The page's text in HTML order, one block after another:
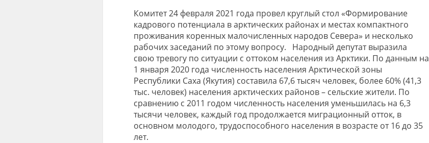
Комитет 24 февраля 2021 года провел круглый стол «Формирование
кадрового потенциала в арктических районах и местах компактного
проживания коренных малочисленных народов Севера» и несколько
рабочих заседаний по этому вопросу. Народный депутат выразила
свою тревогу по ситуации с оттоком населения из Арктики. По данным на
1 января 2020 года численность населения Арктической зоны
Республики Саха (Якутия) составила 67,6 тысяч человек, более 60% (41,3
тыс. человек) населения арктических районов – сельские жители. По
сравнению с 2011 годом численность населения уменьшилась на 6,3
тысячи человек, каждый год продолжается миграционный отток, в
основном молодого, трудоспособного населения в возрасте от 16 до 35
лет.